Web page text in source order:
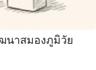
นาสมองภูมิวัย